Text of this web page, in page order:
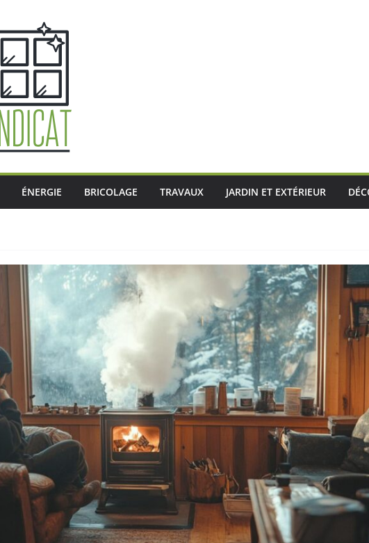
ÉNERGIE BRICOLAGE TRAVAUX JARDIN ET EXTÉRIEUR